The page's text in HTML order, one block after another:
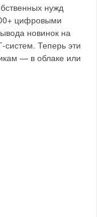
нужд
цифровыми
новинок на
Теперь эти
— в облаке или